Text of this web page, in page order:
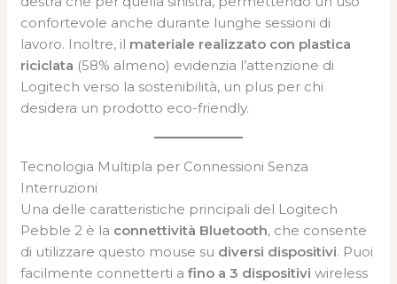
confortevole anche durante lunghe sessioni di
lavoro. Inoltre, il materiale realizzato con plastica
riciclata (58% almeno) evidenzia l’attenzione di
Logitech verso la sostenibilità, un plus per chi
desidera un prodotto eco-friendly.
Tecnologia Multipla per Connessioni Senza
Interruzioni
Una delle caratteristiche principali del Logitech
Pebble 2 è la connettività Bluetooth, che consente
di utilizzare questo mouse su diversi dispositivi. Puoi
facilmente connetterti afino a 3 dispositivi wireless